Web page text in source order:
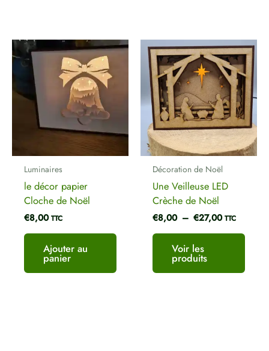
Luminaires
le décor papier
Cloche de Noël
€8,00 TTC
Ajouter au
panier
Décoration de Noël
Une Veilleuse LED
Crèche de Noël
€8,00 – €27,00
Plage
de
prix :
€8,00
à
€27,00
TTC
Voir les
produits